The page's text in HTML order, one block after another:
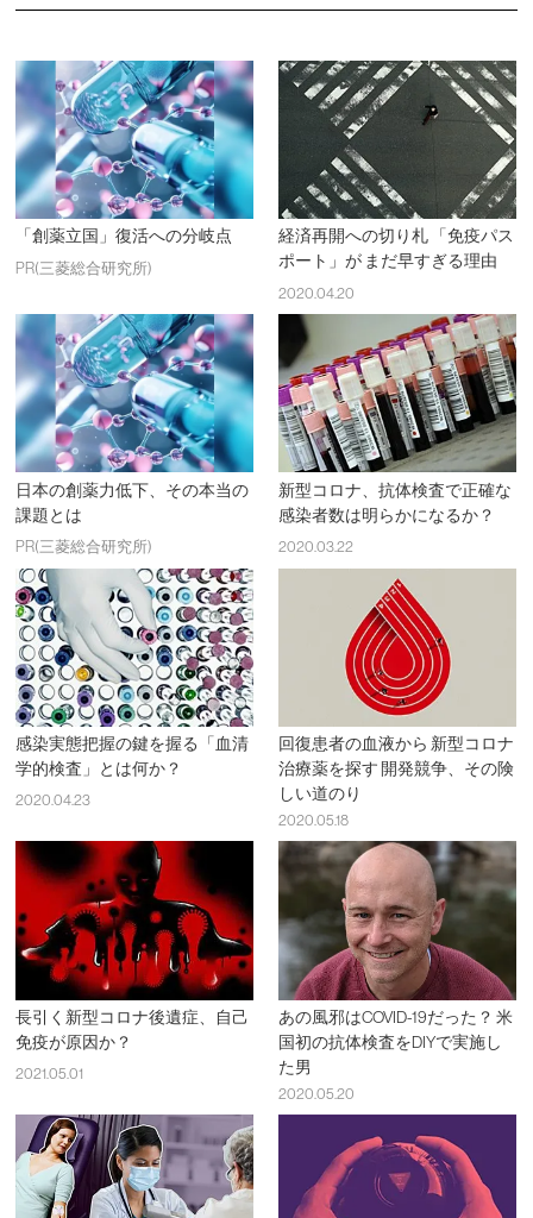
「創薬立国」復活への分岐点
PR(三菱総合研究所)
経済再開への切り札 「免疫パス
ポート」が まだ早すぎる理由
2020.04.20
日本の創薬力低下、その本当の
課題とは
PR(三菱総合研究所)
新型コロナ、抗体検査で正確な
感染者数は明らかになるか？
2020.03.22
感染実態把握の鍵を握る「血清
学的検査」とは何か？
2020.04.23
回復患者の血液から 新型コロナ
治療薬を探す 開発競争、その険
しい道のり
2020.05.18
長引く新型コロナ後遺症、自己
免疫が原因か？
2021.05.01
あの風邪はCOVID-19だった？ 米
国初の抗体検査をDIYで実施し
た男
2020.05.20